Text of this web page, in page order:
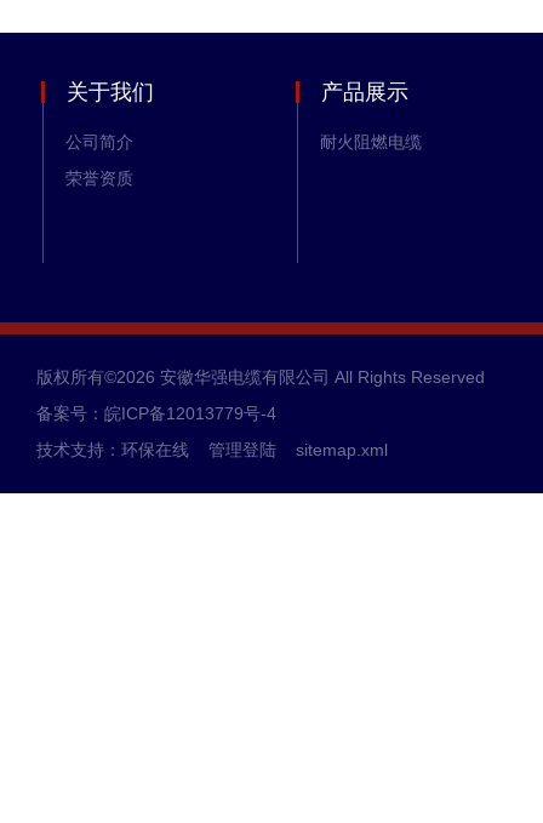
关于我们
公司简介
荣誉资质
产品展示
耐火阻燃电缆
版权所有©2026 安徽华强电缆有限公司 All Rights Reserved
备案号：皖ICP备12013779号-4
技术支持： 环保在线 管理登陆 sitemap.xml